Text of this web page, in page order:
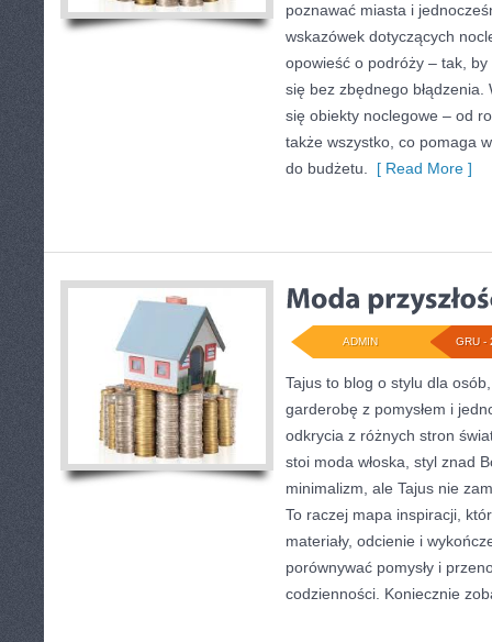
poznawać miasta i
wskazówek dotyczących
opowieść o podróży – tak, by
się bez zbędnego
się obiekty noclegowe – od
także wszystko, co pomaga
do budżetu.
[ Read More ]
GRU -
ADMIN
Tajus to blog o stylu dla
garderobę z pomysłem i
odkrycia z różnych stron
stoi moda włoska, styl znad
minimalizm, ale Tajus nie
To raczej mapa inspiracji,
materiały, odcienie i
porównywać pomysły i
codzienności. Koniecznie